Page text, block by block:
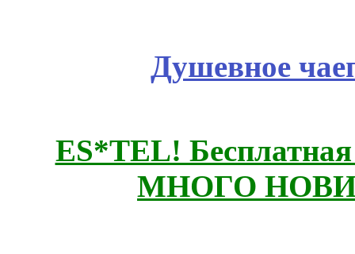
Душевное
ES*TEL!
МНОГО